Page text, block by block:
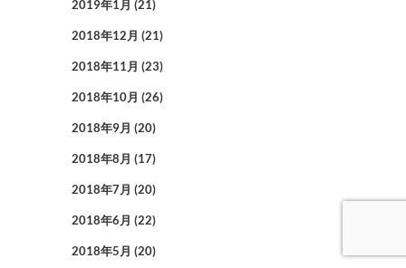
2019年1月 (21)
2018年12月 (21)
2018年11月 (23)
2018年10月 (26)
2018年9月 (20)
2018年8月 (17)
2018年7月 (20)
2018年6月 (22)
2018年5月 (20)